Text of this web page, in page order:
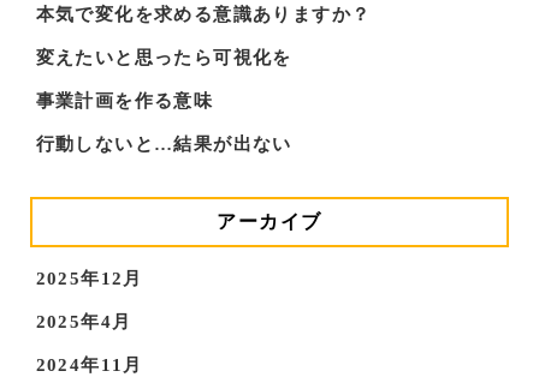
本気で変化を求める意識ありますか？
変えたいと思ったら可視化を
事業計画を作る意味
行動しないと…結果が出ない
アーカイブ
2025年12月
2025年4月
2024年11月